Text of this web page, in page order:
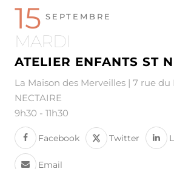
15 SEPTEMBRE
MARDI
ATELIER ENFANTS ST
La Maison des Merveilles | 7 rue du
NECTAIRE
9h30 -11h30
Facebook Twitter
Email